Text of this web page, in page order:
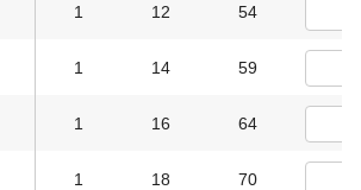
1 12 54
1 14 59
1 16 64
1 18 70